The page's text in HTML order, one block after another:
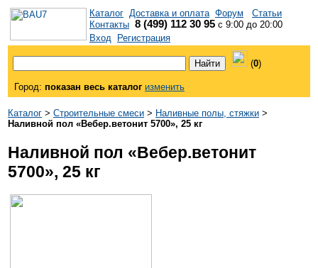
Каталог Доставка и оплата Форум
Статьи
Контакты 8 (499) 112 30 95 с 9:00 до 20:00
Вход
Регистрация
(0)
Город: показан весь каталог изменить
Каталог > Строительные смеси > Наливные полы, стяжки >
Наливной пол «Вебер.ветонит 5700», 25 кг
Наливной пол «Вебер.ветонит
5700», 25 кг